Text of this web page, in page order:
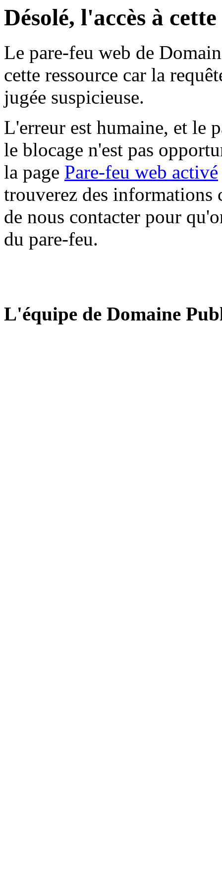
Désolé, l'accès à
Le pare-feu web de
cette ressource car la
jugée suspicieuse.
L'erreur est humaine, et le
le blocage n'est pas
la page Pare-feu web activé
trouverez des informations
de nous contacter pour
du pare-feu.
L'équipe de Domaine